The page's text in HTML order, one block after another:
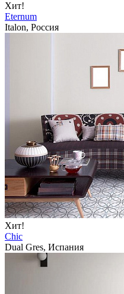
Хит!
Eternum
Italon, Россия
Хит!
Chic
Dual Gres, Испания